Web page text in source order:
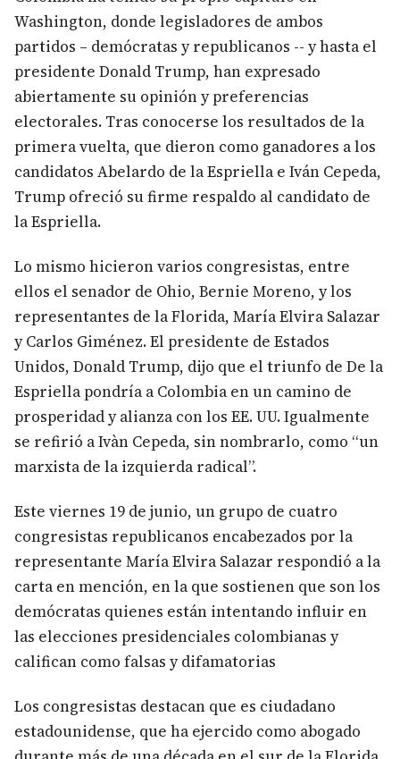
Washington, donde legisladores de ambos
partidos – demócratas y republicanos -- y hasta el
presidente Donald Trump, han expresado
abiertamente su opinión y preferencias
electorales. Tras conocerse los resultados de la
primera vuelta, que dieron como ganadores a los
candidatos Abelardo de la Espriella e Iván Cepeda,
Trump ofreció su firme respaldo al candidato de
la Espriella.
Lo mismo hicieron varios congresistas, entre
ellos el senador de Ohio, Bernie Moreno, y los
representantes de la Florida, María Elvira Salazar
y Carlos Giménez. El presidente de Estados
Unidos, Donald Trump, dijo que el triunfo de De la
Espriella pondría a Colombia en un camino de
prosperidad y alianza con los EE. UU. Igualmente
se refirió a Ivàn Cepeda, sin nombrarlo, como “un
marxista de la izquierda radical”.
Este viernes 19 de junio, un grupo de cuatro
congresistas republicanos encabezados por la
representante María Elvira Salazar respondió a la
carta en mención, en la que sostienen que son los
demócratas quienes están intentando influir en
las elecciones presidenciales colombianas y
califican como falsas y difamatorias
Los congresistas destacan que es ciudadano
estadounidense, que ha ejercido como abogado